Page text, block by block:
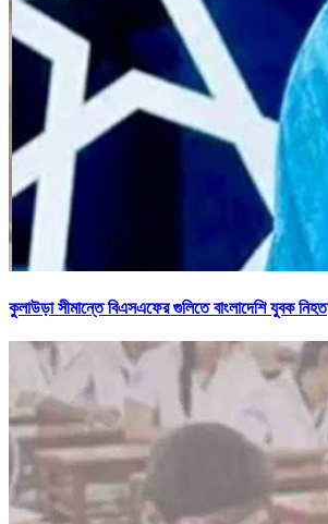
কুলাউড়া সীমান্তে বিএসএফের গুলিতে বাংলাদেশি যুবক নিহত